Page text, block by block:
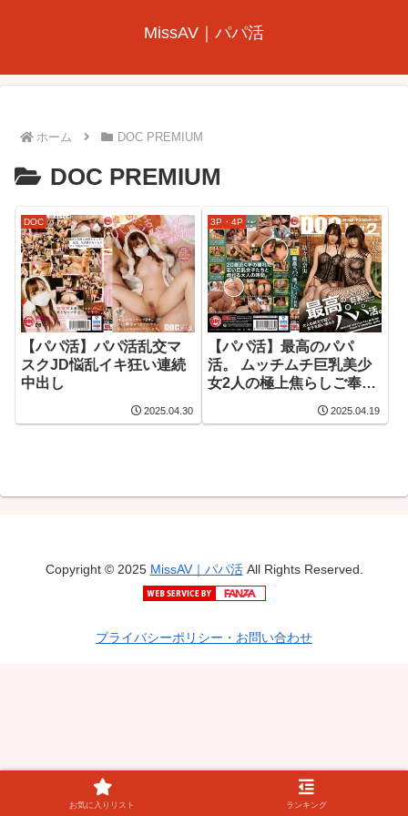
MissAV｜パパ活
ホーム DOC PREMIUM
DOC PREMIUM
DOC
【パパ活】パパ活乱交マ
スクJD悩乱イキ狂い連続
中出し
2025.04.30
3P・4P
【パパ活】最高のパパ
活。 ムッチムチ巨乳美少
女2人の極上焦らしご奉仕
2025.04.19
Copyright © 2025 MissAV｜パパ活All Rights Reserved.
プライバシーポリシー・お問い合わせ
お気に入りリスト ランキング